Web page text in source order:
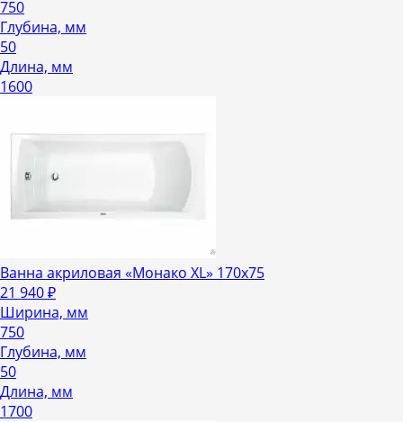
750
Глубина, мм
50
Длина, мм
1600
Ванна акриловая «Монако XL» 170х75
21 940₽
Ширина, мм
750
Глубина, мм
50
Длина, мм
1700